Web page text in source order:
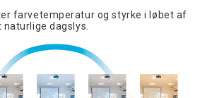
farvetemperatur og styrke i løbet af
dagslys.